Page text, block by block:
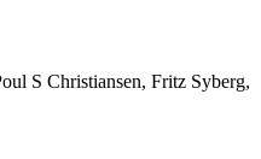
S Christiansen, Fritz Syberg,